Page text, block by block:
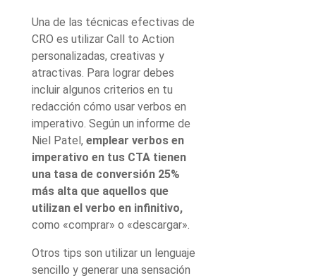
Una de las técnicas efectivas de
CRO es utilizar Call to Action
personalizadas, creativas y
atractivas. Para lograr debes
incluir algunos criterios en tu
redacción cómo usar verbos en
imperativo. Según un informe de
Niel Patel, emplear verbos en
imperativo en tus CTA tienen
una tasa de conversión 25%
más alta que aquellos que
utilizan el verbo en infinitivo,
como «comprar» o «descargar».
Otros tips son utilizar un lenguaje
sencillo y generar una sensación